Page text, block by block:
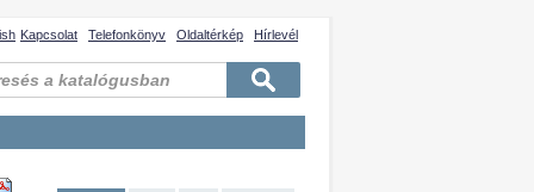
Kapcsolat Telefonkönyv Oldaltérkép Hírlevél